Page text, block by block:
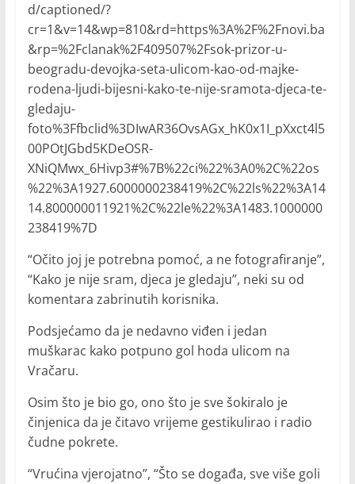
d/captioned/?
cr=1&v=14&wp=810&rd=https%3A%2F%2Fnovi.ba
&rp=%2Fclanak%2F409507%2Fsok-prizor-u-
beogradu-devojka-seta-ulicom-kao-od-majke-
rodena-ljudi-bijesni-kako-te-nije-sramota-djeca-te-
gledaju-
foto%3Ffbclid%3DIwAR36OvsAGx_hK0x1I_pXxct4l5
00POtJGbd5KDeOSR-
XNiQMwx_6Hivp3#%7B%22ci%22%3A0%2C%22os
%22%3A1927.6000000238419%2C%22ls%22%3A14
14.800000011921%2C%22le%22%3A1483.1000000
238419%7D
“Očito joj je potrebna pomoć, a ne fotografiranje”,
“Kako je nije sram, djeca je gledaju”, neki su od
komentara zabrinutih korisnika.
Podsjećamo da je nedavno viđen i jedan
muškarac kako potpuno gol hoda ulicom na
Vračaru.
Osim što je bio go, ono što je sve šokiralo je
činjenica da je čitavo vrijeme gestikulirao i radio
čudne pokrete.
“Vrućina vjerojatno”, “Što se događa, sve više goli